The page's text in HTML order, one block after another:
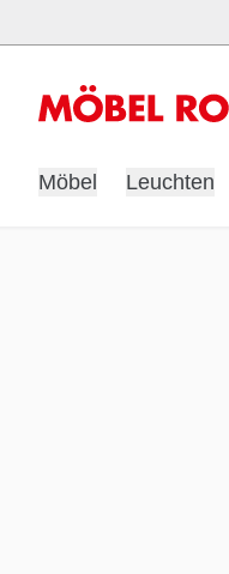
Möbel Leuchten